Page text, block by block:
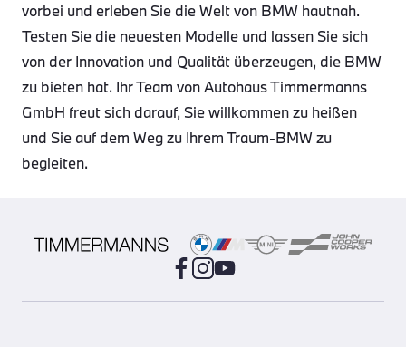
vorbei und erleben Sie die Welt von BMW hautnah.
Testen Sie die neuesten Modelle und lassen Sie sich
von der Innovation und Qualität überzeugen, die BMW
zu bieten hat. Ihr Team von Autohaus Timmermanns
GmbH freut sich darauf, Sie willkommen zu heißen
und Sie auf dem Weg zu Ihrem Traum-BMW zu
begleiten.